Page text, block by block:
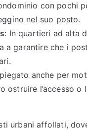
con pochi
nel suo posto.
: In quartieri ad alta
a garantire che i
anche per
l’accesso o
urbani affollati,